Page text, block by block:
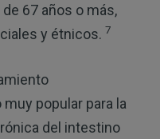
67 años o más,
y étnicos. 7
popular para la
del intestino